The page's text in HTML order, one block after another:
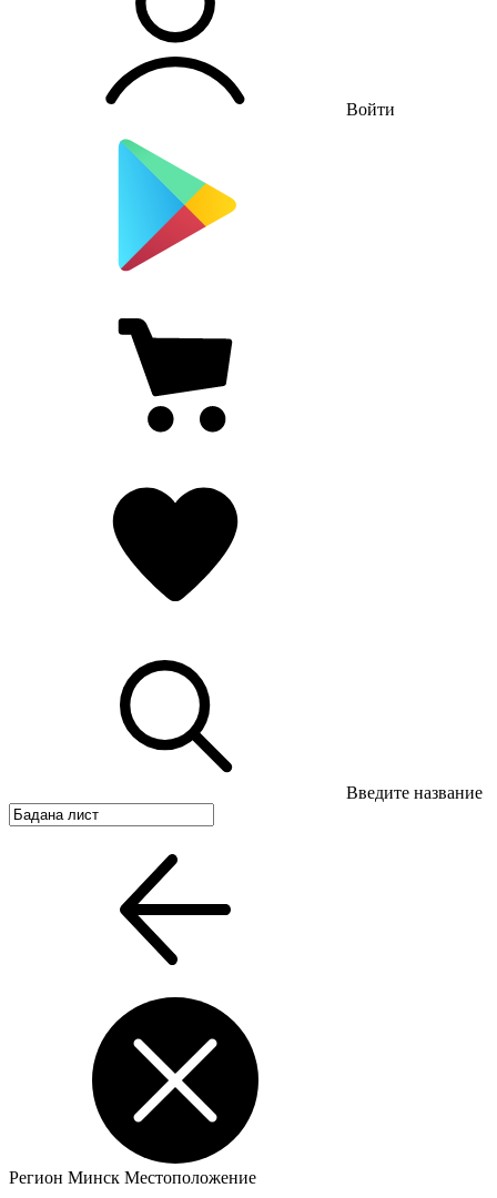
Войти
Введите название
Регион Минск Местоположение